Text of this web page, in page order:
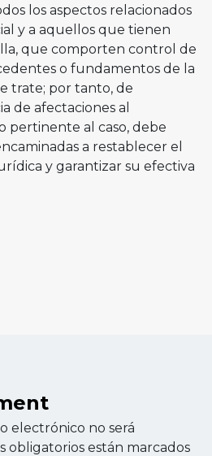
los aspectos relacionados
y a aquellos que tienen
que comporten control de
o fundamentos de la
trate; por tanto, de
de afectaciones al
pertinente al caso, debe
a restablecer el
y garantizar su efectiva
electrónico no será
obligatorios están marcados